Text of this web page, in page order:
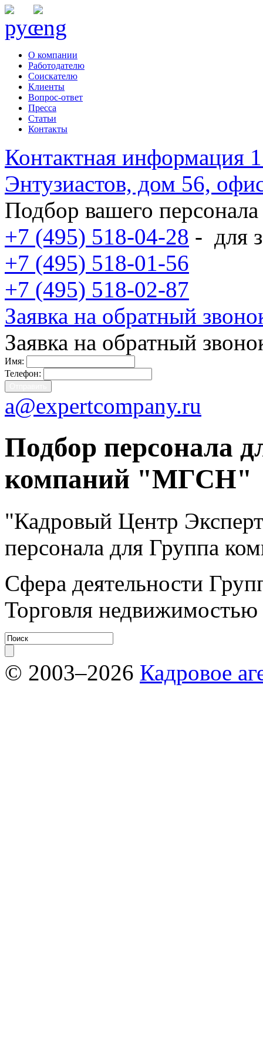
О компании
Работодателю
Соискателю
Клиенты
Вопрос-ответ
Пресса
Статьи
Контакты
Контактная информация
Энтузиастов, дом 56,
Подбор вашего персонала
+7 (495) 518-04-28 - для
+7 (495) 518-01-56
+7 (495) 518-02-87
Заявка на обратный
Заявка на обратный
Имя:
Телефон:
a@expertcompany.ru
Подбор персонала
компаний "МГСН"
"Кадровый Центр
персонала для Группа
Сфера деятельности
Торговля недвижимостью
© 2003–2026 Кадровое